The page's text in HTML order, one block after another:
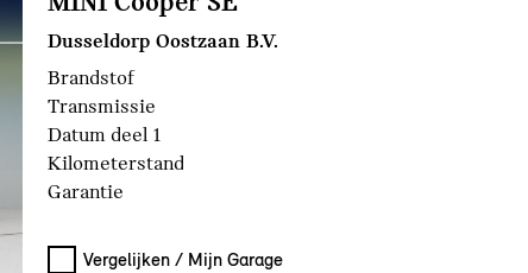
Dusseldorp Oostzaan B.V.
Brandstof
Transmissie
Datum deel 1
Kilometerstand
Garantie
Vergelijken / Mijn Garage